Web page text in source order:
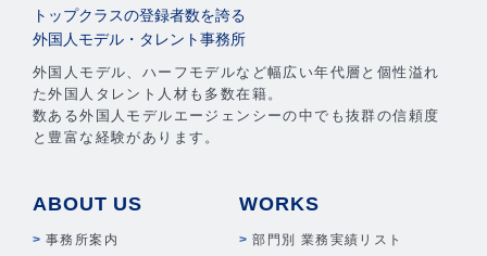
トップクラスの登録者数を誇る
外国人モデル・タレント事務所
外国人モデル、ハーフモデルなど幅広い年代層と個性溢れ
た外国人タレント人材も多数在籍。
数ある外国人モデルエージェンシーの中でも抜群の信頼度
と豊富な経験があります。
ABOUT US
事務所案内
WORKS
部門別 業務実績リスト